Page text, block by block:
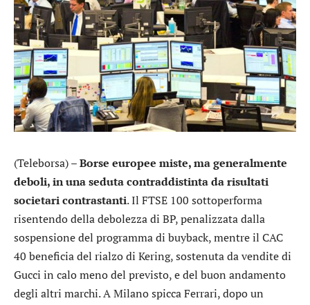
(Teleborsa) –Borse europee miste, ma generalmente
deboli, in una seduta contraddistinta da risultati
societari contrastanti. Il FTSE 100 sottoperforma
risentendo della debolezza di BP, penalizzata dalla
sospensione del programma di buyback, mentre il CAC
40 beneficia del rialzo di Kering, sostenuta da vendite di
Gucci in calo meno del previsto, e del buon andamento
degli altri marchi. A Milano spiccaFerrari, dopo un